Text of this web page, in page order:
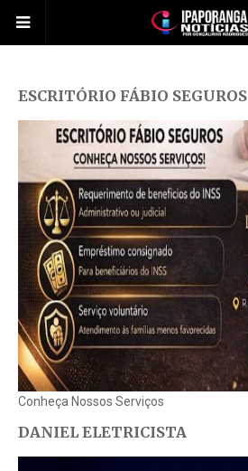
ESCRITÓRIO FÁBIO SEGUROS
Conheça Nossos Serviços
DANIEL ELETRICISTA